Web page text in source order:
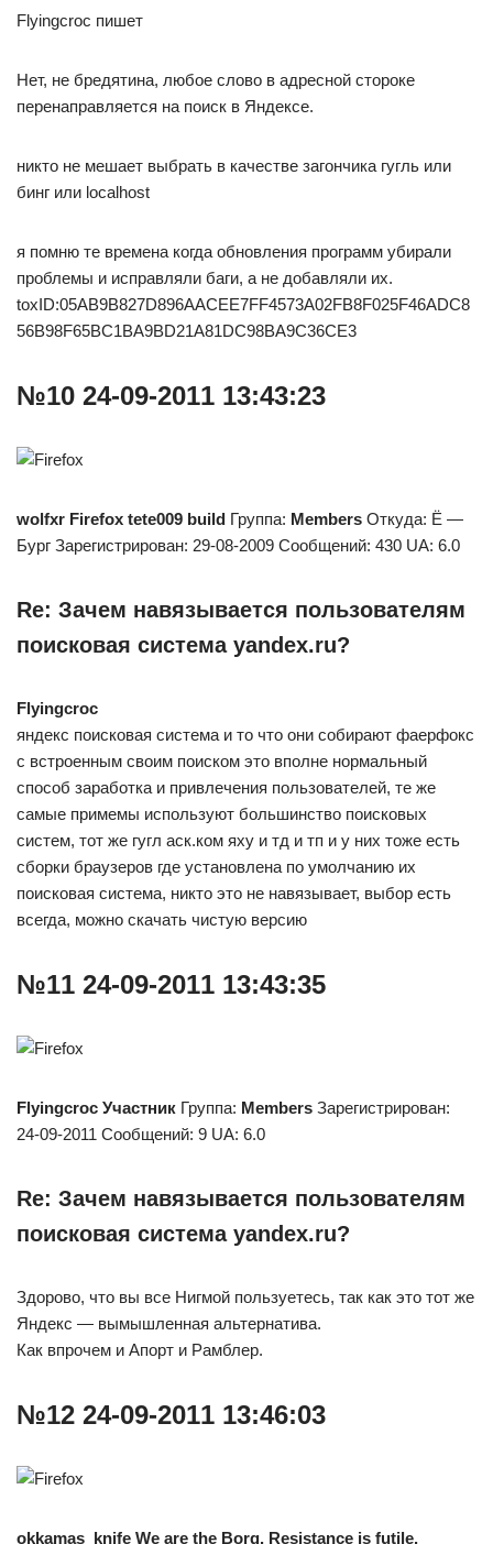
Flyingcroc пишет
Нет, не бредятина, любое слово в адресной стороке
перенаправляется на поиск в Яндексе.
никто не мешает выбрать в качестве загончика гугль или
бинг или localhost
я помню те времена когда обновления программ убирали
проблемы и исправляли баги, а не добавляли их.
toxID:05AB9B827D896AACEE7FF4573A02FB8F025F46ADC8
56B98F65BC1BA9BD21A81DC98BA9C36CE3
№10 24-09-2011 13:43:23
wolfxr Firefox tete009 build Группа: Members Откуда: Ё —
Бург Зарегистрирован: 29-08-2009 Сообщений: 430 UA: 6.0
Re: Зачем навязывается пользователям
поисковая система yandex.ru?
Flyingcroc
яндекс поисковая система и то что они собирают фаерфокс
с встроенным своим поиском это вполне нормальный
способ заработка и привлечения пользователей, те же
самые примемы используют большинство поисковых
систем, тот же гугл аск.ком яху и тд и тп и у них тоже есть
сборки браузеров где установлена по умолчанию их
поисковая система, никто это не навязывает, выбор есть
всегда, можно скачать чистую версию
№11 24-09-2011 13:43:35
Flyingcroc Участник Группа: Members Зарегистрирован:
24-09-2011 Сообщений: 9 UA: 6.0
Re: Зачем навязывается пользователям
поисковая система yandex.ru?
Здорово, что вы все Нигмой пользуетесь, так как это тот же
Яндекс — вымышленная альтернатива.
Как впрочем и Апорт и Рамблер.
№12 24-09-2011 13:46:03
okkamas_knife We are the Borg. Resistance is futile.